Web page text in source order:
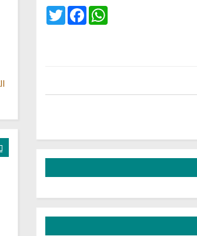
Twitter
FacebookWhatsApp
نابلس فلسطين